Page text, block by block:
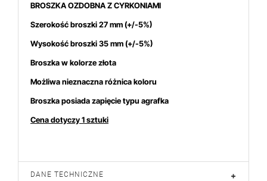
BROSZKA OZDOBNA Z CYRKONIAMI
Szerokość broszki 27 mm(+/-5%)
Wysokość broszki 35mm (+/-5%)
Broszka w kolorze złota
Możliwa nieznaczna różnica koloru
Broszka posiada zapięcie typu agrafka
Cena dotyczy 1 sztuki
DANE TECHNICZNE +